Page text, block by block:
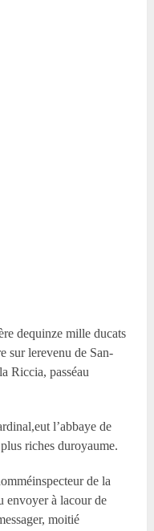
dequinze mille ducats
sur lerevenu de San-
Riccia, passéau
l’abbaye de
riches duroyaume.
de la
envoyer à lacour de
moitié